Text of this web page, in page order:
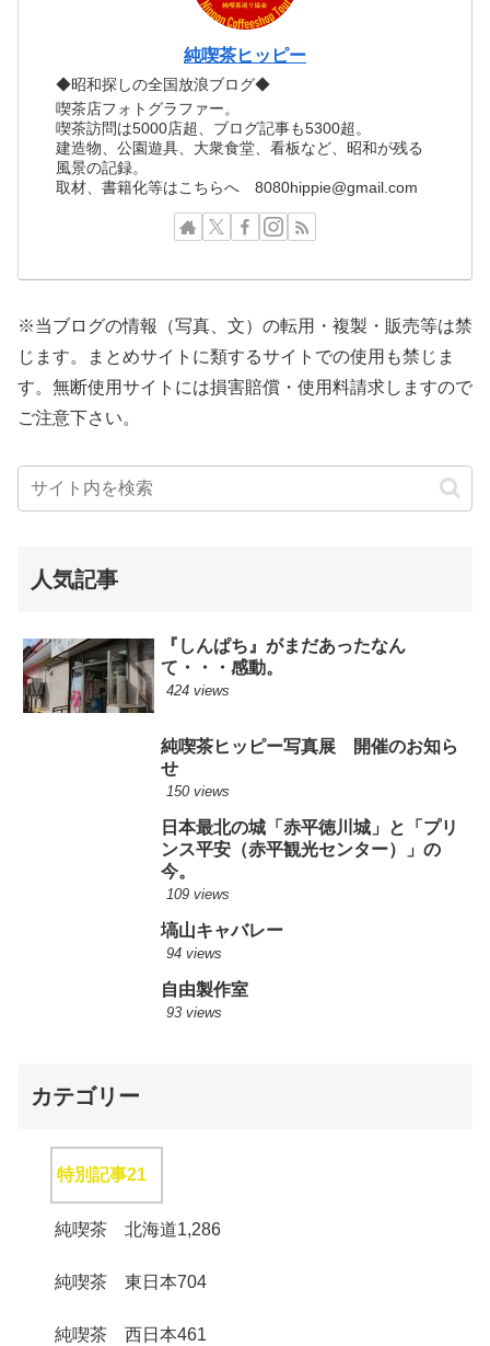
純喫茶ヒッピー
◆昭和探しの全国放浪ブログ◆
喫茶店フォトグラファー。
喫茶訪問は5000店超、ブログ記事も5300超。
建造物、公園遊具、大衆食堂、看板など、昭和が残る
風景の記録。
取材、書籍化等はこちらへ 8080hippie@gmail.com
※当ブログの情報（写真、文）の転用・複製・販売等は禁
じます。まとめサイトに類するサイトでの使用も禁じま
す。無断使用サイトには損害賠償・使用料請求しますので
ご注意下さい。
人気記事
『しんぱち』がまだあったなん
て・・・感動。
424 views
純喫茶ヒッピー写真展 開催のお知ら
せ
150 views
日本最北の城「赤平徳川城」と「プリ
ンス平安（赤平観光センター）」の
今。
109 views
塙山キャバレー
94 views
自由製作室
93 views
カテゴリー
特別記事21
純喫茶 北海道1,286
純喫茶 東日本704
純喫茶 西日本461